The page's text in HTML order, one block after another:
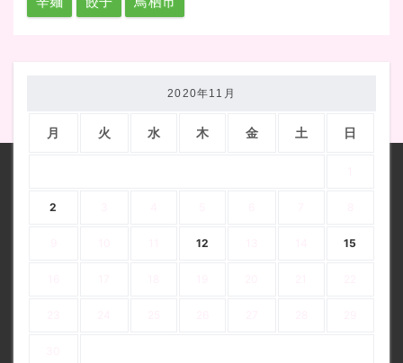
2020年11月
月 火 水 木 金 土 日
2
12 15